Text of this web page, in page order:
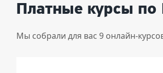
Платные курсы по
Мы собрали для вас 9 онлайн-